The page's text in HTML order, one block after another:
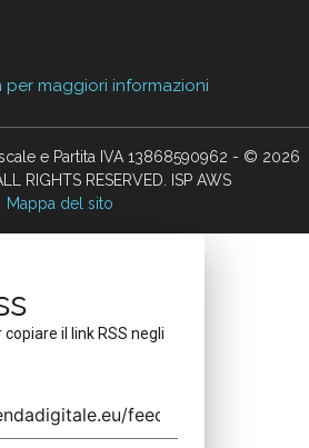
maggiori informazioni
e Partita IVA 13868590962 - © 2026
RIGHTS RESERVED. ISP AWS
Mappa del sito
il link RSS negli